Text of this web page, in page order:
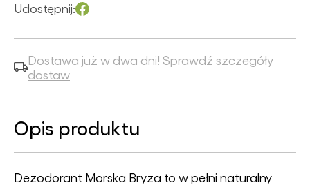
Udostępnij:
Dostawa już w dwa dni! Sprawdź szczegóły
dostaw
Opis produktu
Dezodorant Morska Bryza to w pełni naturalny